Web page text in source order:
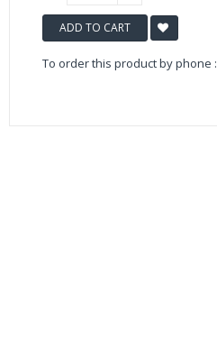
ADD TO CART
To order this product by phone :